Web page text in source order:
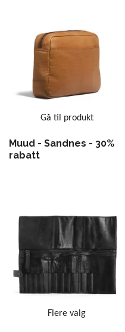
Gå til produkt
Muud - Sandnes - 30%
rabatt
Flere valg